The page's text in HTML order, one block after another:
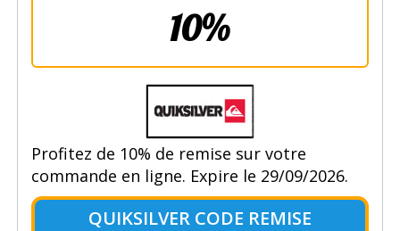
10%
Profitez de 10% de remise sur votre
commande en ligne. Expire le 29/09/2026.
QUIKSILVER CODE REMISE